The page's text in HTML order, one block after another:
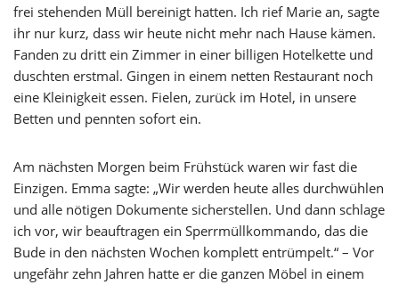
frei stehenden Müll bereinigt hatten. Ich rief Marie an, sagte
ihr nur kurz, dass wir heute nicht mehr nach Hause kämen.
Fanden zu dritt ein Zimmer in einer billigen Hotelkette und
duschten erstmal. Gingen in einem netten Restaurant noch
eine Kleinigkeit essen. Fielen, zurück im Hotel, in unsere
Betten und pennten sofort ein.
Am nächsten Morgen beim Frühstück waren wir fast die
Einzigen. Emma sagte: „Wir werden heute alles durchwühlen
und alle nötigen Dokumente sicherstellen. Und dann schlage
ich vor, wir beauftragen ein Sperrmüllkommando, das die
Bude in den nächsten Wochen komplett entrümpelt.“ – Vor
ungefähr zehn Jahren hatte er die ganzen Möbel in einem